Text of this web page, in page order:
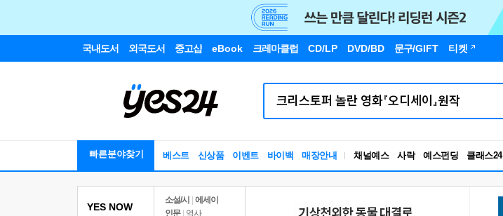
국내도서 외국도서 중고샵 eBook 크레마클럽 CD/LP DVD/BD 문구/GIFT 티켓
빠른분야찾기 베스트 신상품 이벤트 바이백 매장안내 채널예스 사락 예스펀딩 클래스24
YES NOW
소설/시
에세이
인문
역사